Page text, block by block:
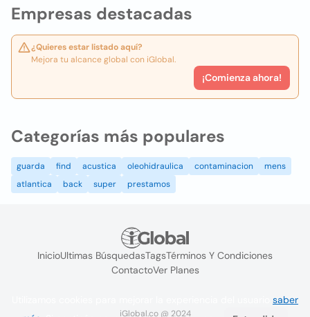
Empresas destacadas
¿Quieres estar listado aquí?
Mejora tu alcance global con iGlobal.
¡Comienza ahora!
Categorías más populares
guarda find acustica oleohidraulica contaminacion
mens
atlantica
back super prestamos
InicioUltimas BúsquedasTagsTérminos Y Condiciones
ContactoVer Planes
iGlobal.co @ 2024
saber